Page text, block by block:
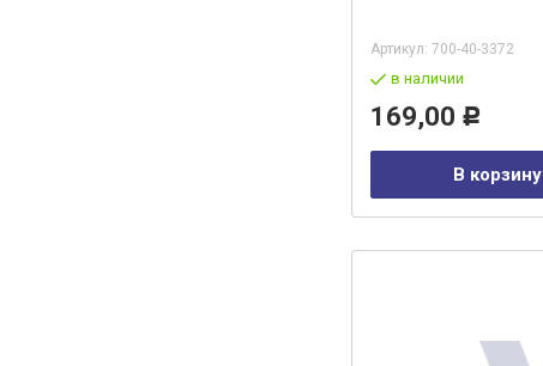
Артикул: 700-40-3372
в наличии
169,00 Р
В корзину